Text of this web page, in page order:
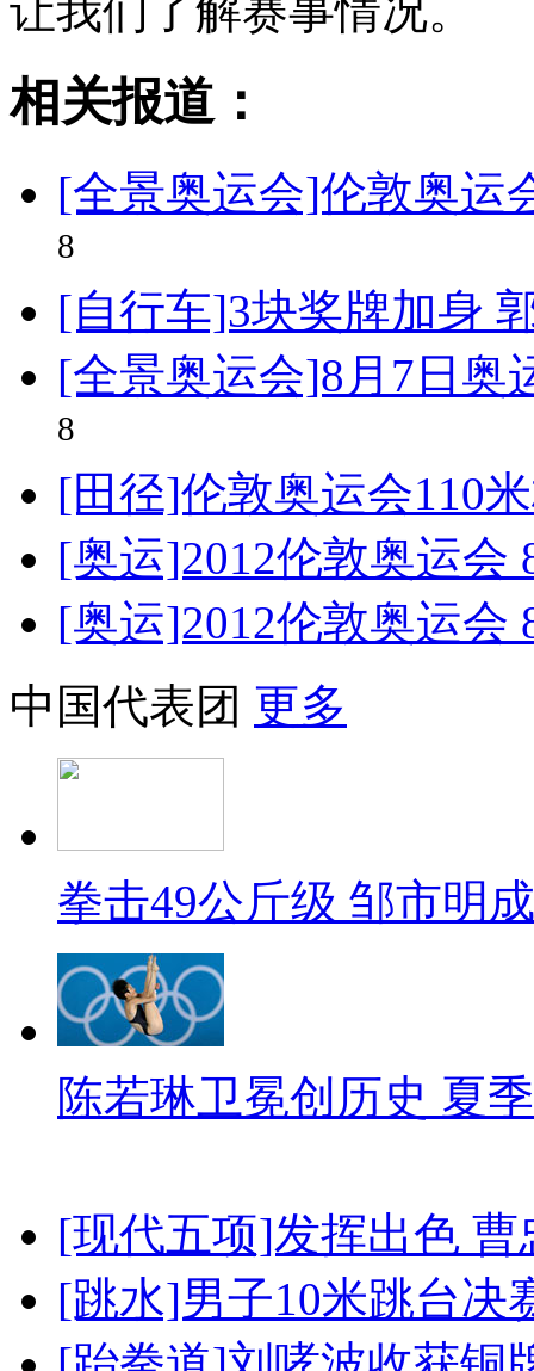
让我们了解赛事情况。
相关报道：
[全景奥运会]伦敦奥运
8
[自行车]3块奖牌加身
[全景奥运会]8月7日奥
8
[田径]伦敦奥运会110
[奥运]2012伦敦奥运会
[奥运]2012伦敦奥运会
中国代表团 更多
拳击49公斤级 邹市明
陈若琳卫冕创历史 夏
[现代五项]发挥出色
[跳水]男子10米跳台决